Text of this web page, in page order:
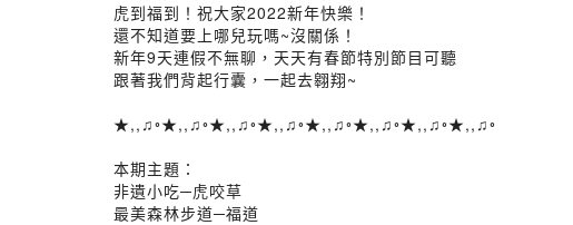
虎到福到！祝大家2022新年快樂！
還不知道要上哪兒玩嗎~沒關係！
新年9天連假不無聊，天天有春節特別節目可聽
跟著我們背起行囊，一起去翱翔~
★,,♫◦★,,♫◦★,,♫◦★,,♫◦★,,♫◦★,,♫◦★,,♫◦★,,♫◦
本期主題：
非遺小吃─虎咬草
最美森林步道─福道